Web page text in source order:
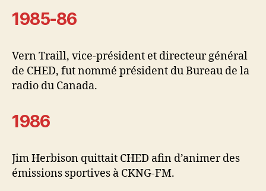
1985-86
Vern Traill, vice-président et directeur général
de CHED, fut nommé président du Bureau de la
radio du Canada.
1986
Jim Herbison quittait CHED afin d’animer des
émissions sportives à CKNG-FM.